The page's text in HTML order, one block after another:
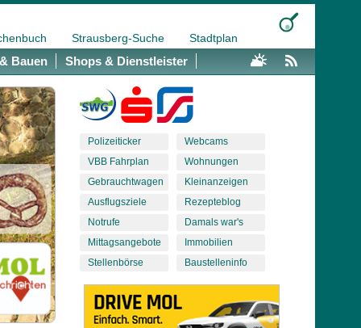
Strausberg-Suche Stadtplan
Bauen Shops & Dienstleister
Polizeiticker
VBB Fahrplan
Gebrauchtwagen
Ausflugsziele
Notrufe
Mittagsangebote
Stellenbörse
Webcams
Wohnungen
Kleinanzeigen
Rezepteblog
Damals war's
Immobilien
Baustelleninfo